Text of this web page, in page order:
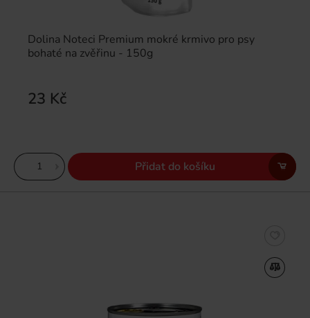
Dolina Noteci Premium mokré krmivo pro psy
bohaté na zvěřinu - 150g
23 Kč
Přidat do košíku